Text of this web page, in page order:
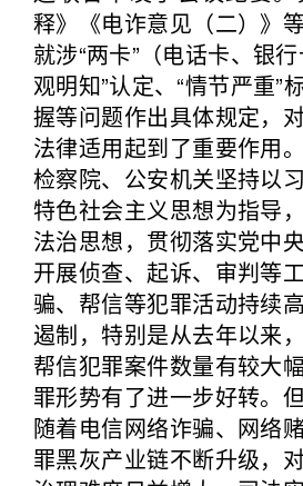
释》《电诈意见（二）》
就涉“两卡”（电话卡、银
观明知”认定、“情节严重”
握等问题作出具体规定，
法律适用起到了重要作用
检察院、公安机关坚持以
特色社会主义思想为指导
法治思想，贯彻落实党中
开展侦查、起诉、审判等
骗、帮信等犯罪活动持续
遏制，特别是从去年以来
帮信犯罪案件数量有较大
罪形势有了进一步好转。
随着电信网络诈骗、网络
罪黑灰产业链不断升级，